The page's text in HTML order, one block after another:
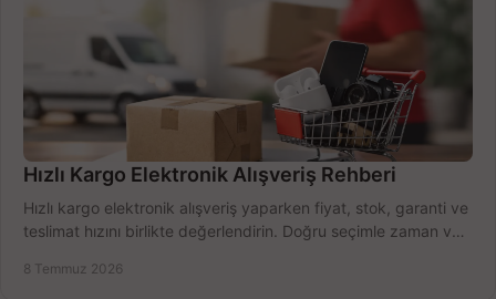
Hızlı Kargo Elektronik Alışveriş Rehberi
Hızlı kargo elektronik alışveriş yaparken fiyat, stok, garanti ve
teslimat hızını birlikte değerlendirin. Doğru seçimle zaman ve
8 Temmuz 2026